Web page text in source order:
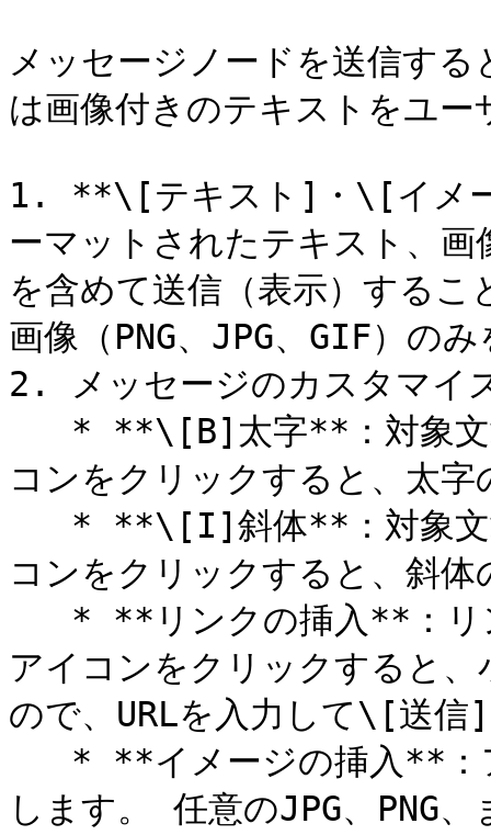
メッセージノードを送信す
は画像付きのテキストをユ
1. **\[テキスト]・\[イメ
ーマットされたテキスト、画
を含めて送信（表示）する
画像（PNG、JPG、GIF）の
2. メッセージのカスタマイ
コンをクリックすると、太
コンをクリックすると、斜
アイコンをクリックすると
ので、URLを入力して\[送信
します。 任意のJPG、PNG